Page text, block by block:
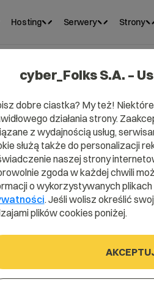
Hosting Serwery Strony
– pakiet Run
Sprint
administracyjnego Plan
00
miesiąc
cyber_Folks S.A. –
dobre ciastka? My też!
działania strony.
z wydajnością usług,
służą także do personalizacji
naszej strony
zgoda w każdej chwili
o wykorzystywanych
. Jeśli wolisz określić
plików cookies poniżej.